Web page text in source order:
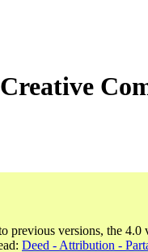
Creative
previous versions, the 4.0
Deed - Attribution -